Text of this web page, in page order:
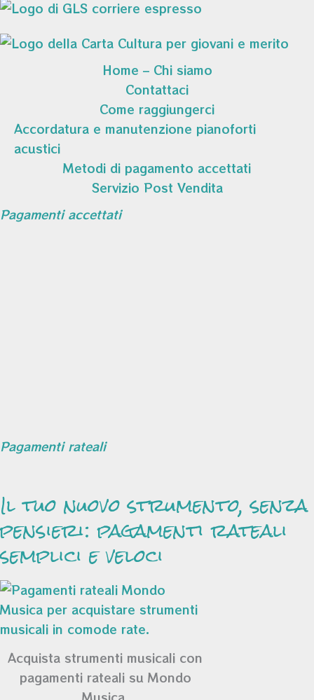
Home – Chi siamo
Contattaci
Come raggiungerci
Accordatura e manutenzione pianoforti
acustici
Metodi di pagamento accettati
Servizio Post Vendita
Pagamenti accettati
Pagamenti rateali
Il tuo nuovo strumento, senza
pensieri: pagamenti rateali
semplici e veloci
Acquista strumenti musicali con
pagamenti rateali su Mondo